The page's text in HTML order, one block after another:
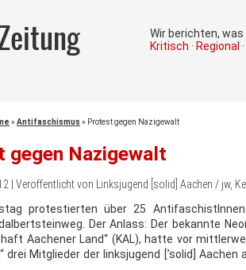
Wir berichten,
Kritisch · Regional
» Antifaschismus » Protest gegen Nazigewalt
gegen Nazigewalt
| Veröffentlicht von Linksjugend [solid] Aachen / jw,
protestierten über 25
Der Anlass: Der bekannte
Aachener Land“ (KAL), hatte vor
drei Mitglieder der linksjugend [’solid]